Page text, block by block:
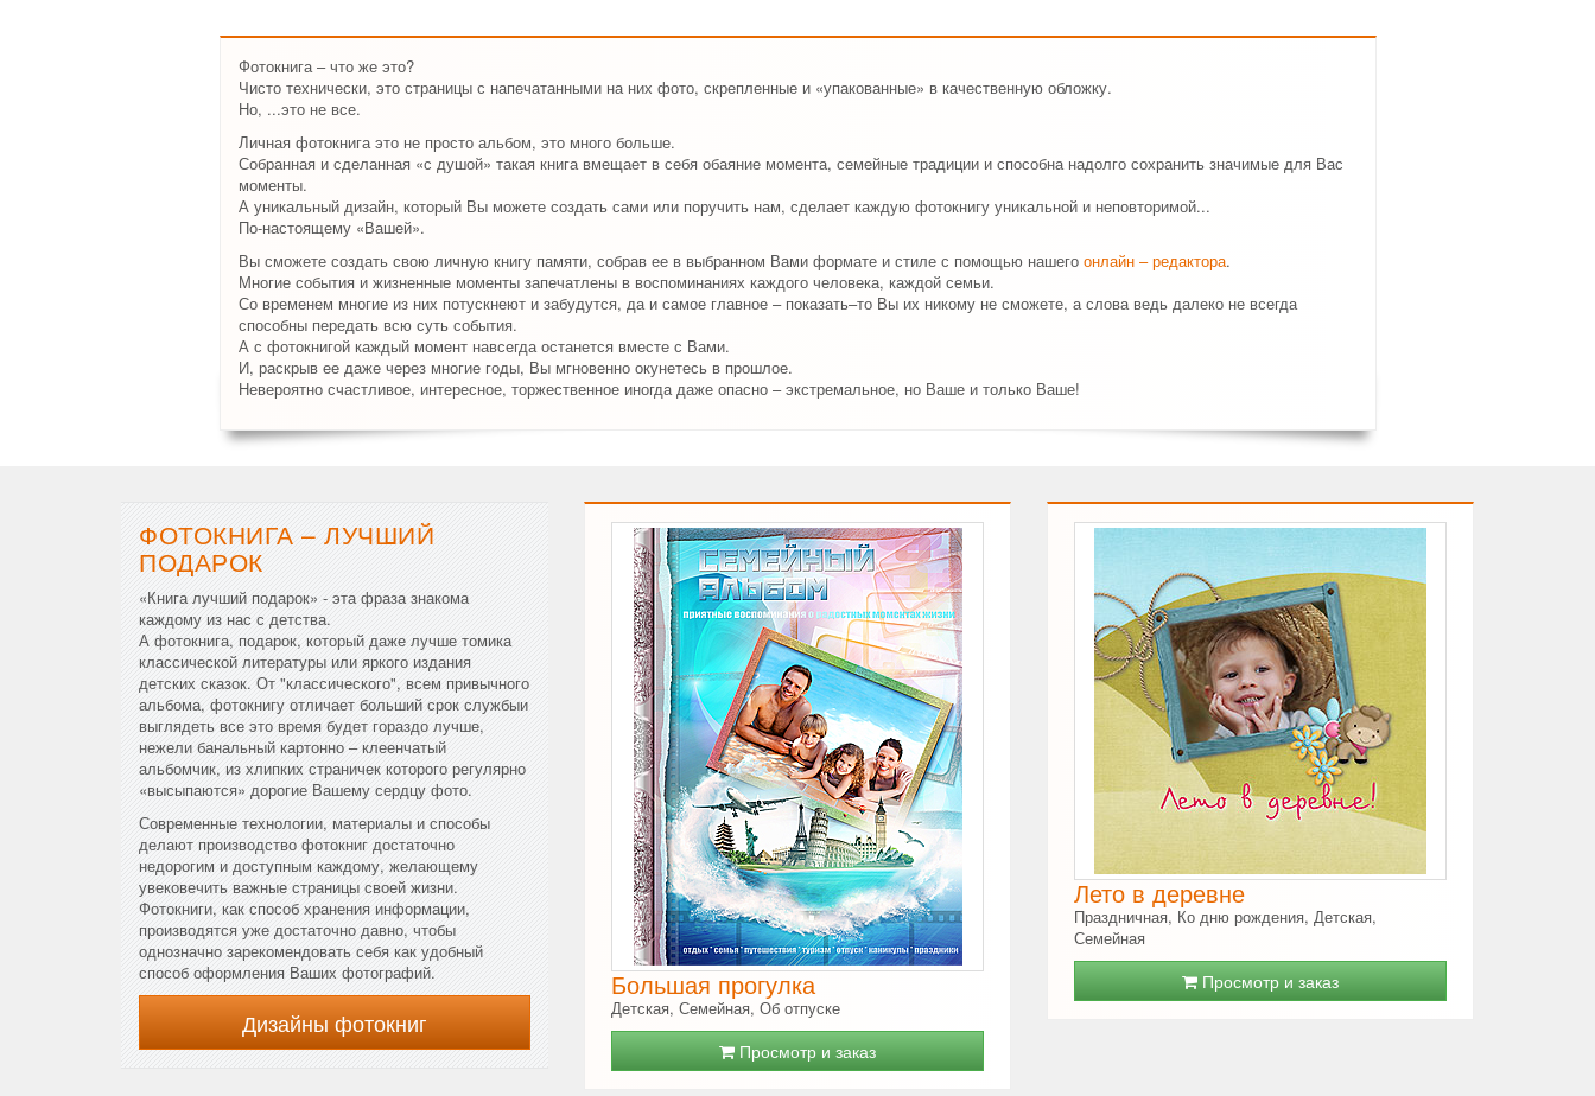
Фотокнига – что же это?
Чисто технически, это страницы с напечатанными на них фото, скрепленные и «упакованные» в качественную обложку.
Но, ...это не все.
Личная фотокнига это не просто альбом, это много больше.
Собранная и сделанная «с душой» такая книга вмещает в себя обаяние момента, семейные традиции и способна надолго сохранить значимые для Вас
моменты.
А уникальный дизайн, который Вы можете создать сами или поручить нам, сделает каждую фотокнигу уникальной и неповторимой...
По-настоящему «Вашей».
Вы сможете создать свою личную книгу памяти, собрав ее в выбранном Вами формате и стиле с помощью нашего онлайн – редактора.
Многие события и жизненные моменты запечатлены в воспоминаниях каждого человека, каждой семьи.
Со временем многие из них потускнеют и забудутся, да и самое главное – показать–то Вы их никому не сможете, а слова ведь далеко не всегда
способны передать всю суть события.
А с фотокнигой каждый момент навсегда останется вместе с Вами.
И, раскрыв ее даже через многие годы, Вы мгновенно окунетесь в прошлое.
Невероятно счастливое, интересное, торжественное иногда даже опасно – экстремальное, но Ваше и только Ваше!
ФОТОКНИГА – ЛУЧШИЙ
ПОДАРОК
«Книга лучший подарок» - эта фраза знакома
каждому из нас с детства.
А фотокнига, подарок, который даже лучше томика
классической литературы или яркого издания
детских сказок. От "классического", всем привычного
альбома, фотокнигу отличает больший срок службыи
выглядеть все это время будет гораздо лучше,
нежели банальный картонно – клеенчатый
альбомчик, из хлипких страничек которого регулярно
«высыпаются» дорогие Вашему сердцу фото.
Современные технологии, материалы и способы
делают производство фотокниг достаточно
недорогим и доступным каждому, желающему
увековечить важные страницы своей жизни.
Фотокниги, как способ хранения информации,
производятся уже достаточно давно, чтобы
однозначно зарекомендовать себя как удобный
способ оформления Ваших фотографий.
Дизайны фотокниг
Большая прогулка
Детская, Семейная, Об отпуске
Просмотр и заказ
Лето в деревне
Праздничная, Ко дню рождения, Детская,
Семейная
Просмотр и заказ